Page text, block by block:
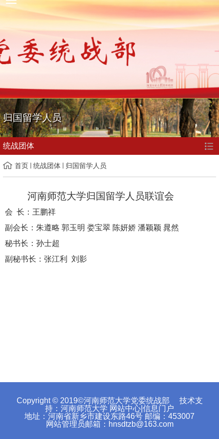
归国留学人员
统战团体
首页 统战团体 归国留学人员
河南师范大学归国留学人员联谊会
会 长：王鹏祥
副会长：朱遵略 郭玉明 娄宝翠 陈妍娇 潘颖颖 晁然
秘书长：孙士超
副秘书长：张江利 刘影
Copyright © 2019©河南师范大学党委统战部 技术支
持：河南师范大学 网站中心|信息门户
地址：河南省新乡市建设东路46号 邮编：453007
网站管理员邮箱：hnsdtzb@163.com